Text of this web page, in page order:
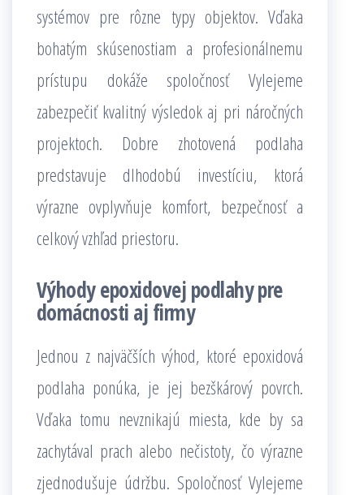
systémov pre rôzne typy objektov. Vďaka
bohatým skúsenostiam a profesionálnemu
prístupu dokáže spoločnosť Vylejeme
zabezpečiť kvalitný výsledok aj pri náročných
projektoch. Dobre zhotovená podlaha
predstavuje dlhodobú investíciu, ktorá
výrazne ovplyvňuje komfort, bezpečnosť a
celkový vzhľad priestoru.
Výhody epoxidovej podlahy pre
domácnosti aj firmy
Jednou z najväčších výhod, ktoré epoxidová
podlaha ponúka, je jej bezškárový povrch.
Vďaka tomu nevznikajú miesta, kde by sa
zachytával prach alebo nečistoty, čo výrazne
zjednodušuje údržbu. Spoločnosť Vylejeme